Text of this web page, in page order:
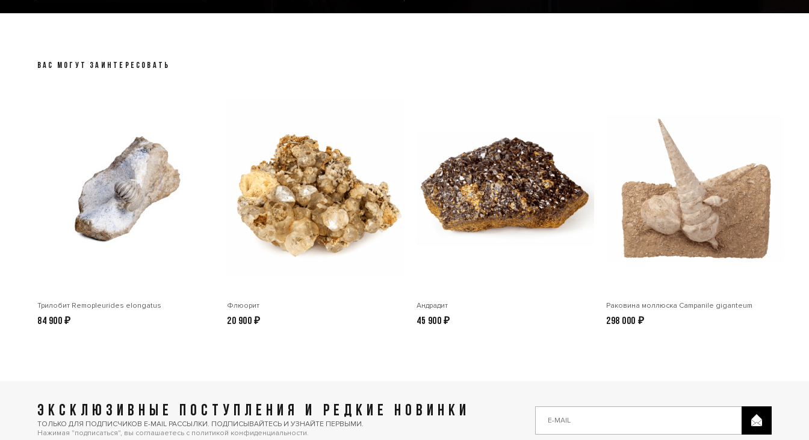
ВАС МОГУТ ЗАИНТЕРЕСОВАТЬ
Трилобит Remopleurides elongatus
84 900₽
Флюорит
20 900₽
Андрадит
45 900₽
Раковина моллюска Сampanile giganteum
298 000 ₽
ЭКСКЛЮЗИВНЫЕ ПОСТУПЛЕНИЯ И РЕДКИЕ НОВИНКИ
ТОЛЬКО ДЛЯ ПОДПИСЧИКОВ E-MAIL РАССЫЛКИ. ПОДПИСЫВАЙТЕСЬ И УЗНАЙТЕ ПЕРВЫМИ.
Нажимая "подписаться", вы соглашаетесь с политикой конфиденциальности.